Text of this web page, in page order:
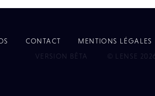
CONTACT
MENTIONS LÉGALES
VERSION BÊTA
© LENSE